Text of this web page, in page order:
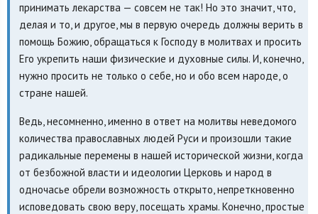
принимать лекарства — совсем не так! Но это значит, что,
делая и то, и другое, мы в первую очередь должны верить в
помощь Божию, обращаться к Господу в молитвах и просить
Его укрепить наши физические и духовные силы. И, конечно,
нужно просить не только о себе, но и обо всем народе, о
стране нашей.
Ведь, несомненно, именно в ответ на молитвы неведомого
количества православных людей Руси и произошли такие
радикальные перемены в нашей исторической жизни, когда
от безбожной власти и идеологии Церковь и народ в
одночасье обрели возможность открыто, непреткновенно
исповедовать свою веру, посещать храмы. Конечно, простые